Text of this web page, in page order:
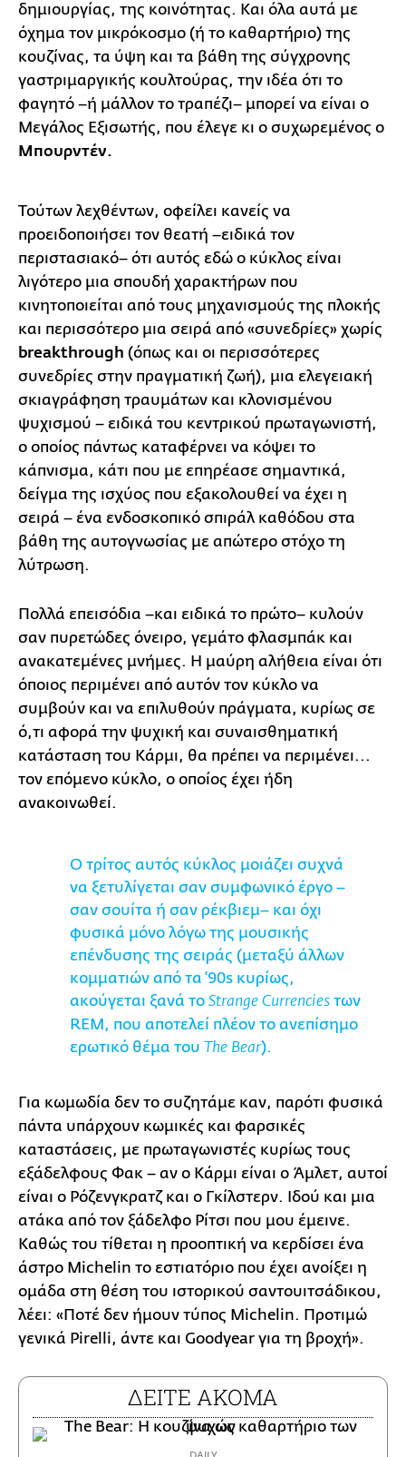
δημιουργίας, της κοινότητας. Και όλα αυτά με
όχημα τον μικρόκοσμο (ή το καθαρτήριο) της
κουζίνας, τα ύψη και τα βάθη της σύγχρονης
γαστριμαργικής κουλτούρας, την ιδέα ότι το
φαγητό –ή μάλλον το τραπέζι– μπορεί να είναι ο
Μεγάλος Εξισωτής, που έλεγε κι ο συχωρεμένος ο
Μπουρντέν.
Τούτων λεχθέντων, οφείλει κανείς να
προειδοποιήσει τον θεατή –ειδικά τον
περιστασιακό– ότι αυτός εδώ ο κύκλος είναι
λιγότερο μια σπουδή χαρακτήρων που
κινητοποιείται από τους μηχανισμούς της πλοκής
και περισσότερο μια σειρά από «συνεδρίες» χωρίς
breakthrough (όπως και οι περισσότερες
συνεδρίες στην πραγματική ζωή), μια ελεγειακή
σκιαγράφηση τραυμάτων και κλονισμένου
ψυχισμού – ειδικά του κεντρικού πρωταγωνιστή,
ο οποίος πάντως καταφέρνει να κόψει το
κάπνισμα, κάτι που με επηρέασε σημαντικά,
δείγμα της ισχύος που εξακολουθεί να έχει η
σειρά – ένα ενδοσκοπικό σπιράλ καθόδου στα
βάθη της αυτογνωσίας με απώτερο στόχο τη
λύτρωση.
Πολλά επεισόδια –και ειδικά το πρώτο– κυλούν
σαν πυρετώδες όνειρο, γεμάτο φλασμπάκ και
ανακατεμένες μνήμες. Η μαύρη αλήθεια είναι ότι
όποιος περιμένει από αυτόν τον κύκλο να
συμβούν και να επιλυθούν πράγματα, κυρίως σε
ό,τι αφορά την ψυχική και συναισθηματική
κατάσταση του Κάρμι, θα πρέπει να περιμένει...
τον επόμενο κύκλο, ο οποίος έχει ήδη
ανακοινωθεί.
Ο τρίτος αυτός κύκλος μοιάζει συχνά
να ξετυλίγεται σαν συμφωνικό έργο –
σαν σουίτα ή σαν ρέκβιεμ– και όχι
φυσικά μόνο λόγω της μουσικής
επένδυσης της σειράς (μεταξύ άλλων
κομματιών από τα ‘90s κυρίως,
ακούγεται ξανά το Strange Currencies των
REM, που αποτελεί πλέον το ανεπίσημο
ερωτικό θέμα του The Bear).
Για κωμωδία δεν το συζητάμε καν, παρότι φυσικά
πάντα υπάρχουν κωμικές και φαρσικές
καταστάσεις, με πρωταγωνιστές κυρίως τους
εξάδελφους Φακ – αν ο Κάρμι είναι ο Άμλετ, αυτοί
είναι ο Ρόζενγκρατζ και ο Γκίλστερν. Ιδού και μια
ατάκα από τον ξάδελφο Ρίτσι που μου έμεινε.
Καθώς του τίθεται η προοπτική να κερδίσει ένα
άστρο Michelin το εστιατόριο που έχει ανοίξει η
ομάδα στη θέση του ιστορικού σαντουιτσάδικου,
λέει: «Ποτέ δεν ήμουν τύπος Michelin. Προτιμώ
γενικά Pirelli, άντε και Goodyear για τη βροχή».
ΔΕΙΤΕ ΑΚΟΜΑ